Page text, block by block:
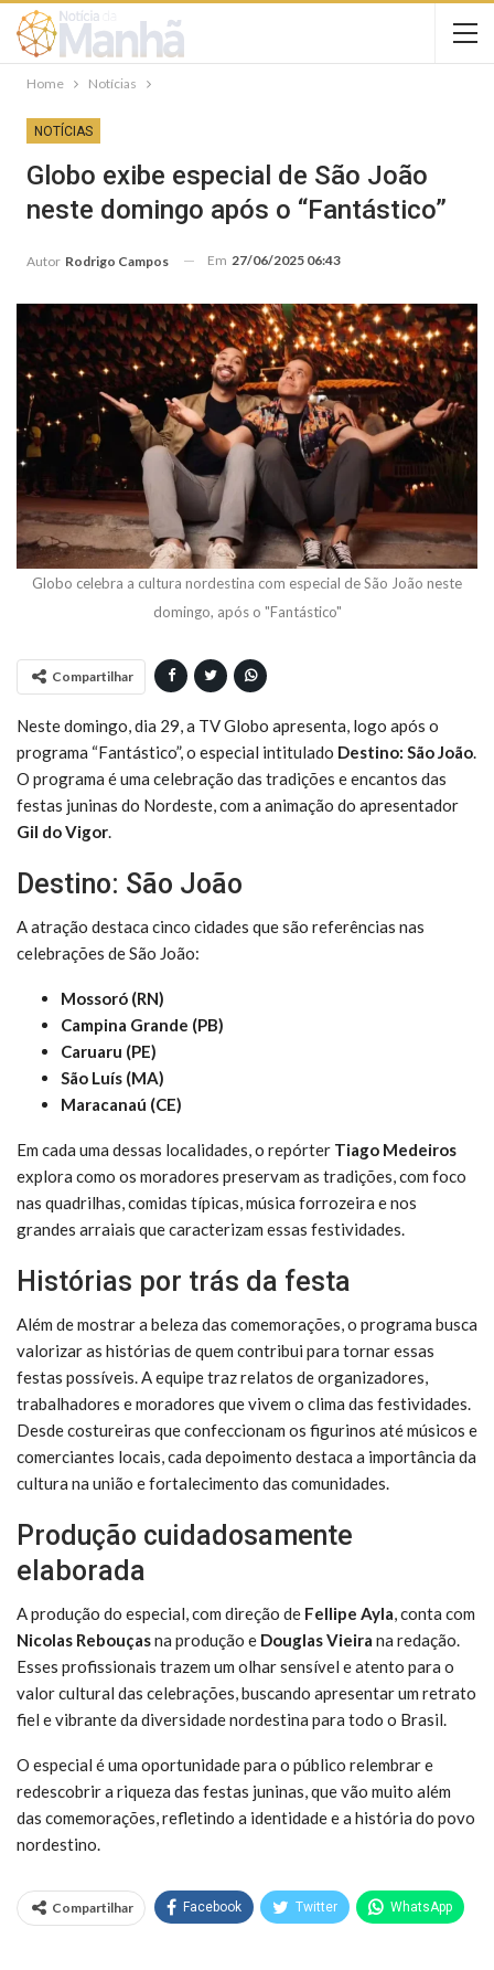
Home Notícias
NOTÍCIAS
Globo exibe especial de São João
neste domingo após o “Fantástico”
Autor Rodrigo Campos Em 27/06/2025 06:43
Globo celebra a cultura nordestina com especial de São João neste
domingo, após o "Fantástico"
Compartilhar
Neste domingo, dia 29, a TV Globo apresenta, logo após o
programa “Fantástico”, o especial intitulado Destino: São João.
O programa é uma celebração das tradições e encantos das
festas juninas do Nordeste, com a animação do apresentador
Gil do Vigor.
Destino: São João
A atração destaca cinco cidades que são referências nas
celebrações de São João:
Mossoró (RN)
Campina Grande (PB)
Caruaru (PE)
São Luís (MA)
Maracanaú (CE)
Em cada uma dessas localidades, o repórter Tiago Medeiros
explora como os moradores preservam as tradições, com foco
nas quadrilhas, comidas típicas, música forrozeira e nos
grandes arraiais que caracterizam essas festividades.
Histórias por trás da festa
Além de mostrar a beleza das comemorações, o programa busca
valorizar as histórias de quem contribui para tornar essas
festas possíveis. A equipe traz relatos de organizadores,
trabalhadores e moradores que vivem o clima das festividades.
Desde costureiras que confeccionam os figurinos até músicos e
comerciantes locais, cada depoimento destaca a importância da
cultura na união e fortalecimento das comunidades.
Produção cuidadosamente
elaborada
A produção do especial, com direção de Fellipe Ayla, conta com
Nicolas Rebouçasna produção e Douglas Vieira na redação.
Esses profissionais trazem um olhar sensível e atento para o
valor cultural das celebrações, buscando apresentar um retrato
fiel e vibrante da diversidade nordestina para todo o Brasil.
O especial é uma oportunidade para o público relembrar e
redescobrir a riqueza das festas juninas, que vão muito além
das comemorações, refletindo a identidade e a história do povo
nordestino.
Compartilhar Facebook Twitter WhatsApp